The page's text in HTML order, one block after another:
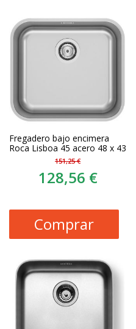
Fregadero bajo encimera
Roca Lisboa 45 acero 48 x 43
151,25 €
128,56 €
Comprar